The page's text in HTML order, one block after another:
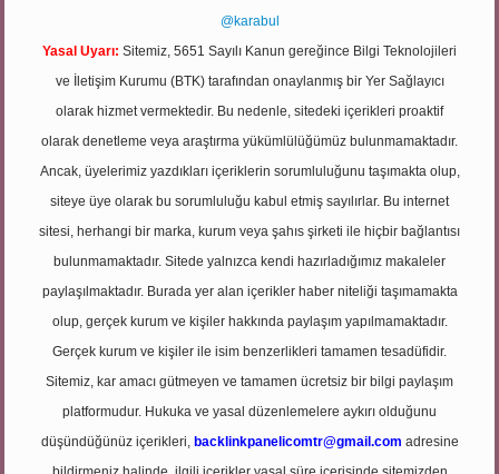
@karabul
Yasal Uyarı: Sitemiz, 5651 Sayılı Kanun gereğince Bilgi Teknolojileri
ve İletişim Kurumu (BTK) tarafından onaylanmış bir Yer Sağlayıcı
olarak hizmet vermektedir. Bu nedenle, sitedeki içerikleri proaktif
olarak denetleme veya araştırma yükümlülüğümüz bulunmamaktadır.
Ancak, üyelerimiz yazdıkları içeriklerin sorumluluğunu taşımakta olup,
siteye üye olarak bu sorumluluğu kabul etmiş sayılırlar. Bu internet
sitesi, herhangi bir marka, kurum veya şahıs şirketi ile hiçbir bağlantısı
bulunmamaktadır. Sitede yalnızca kendi hazırladığımız makaleler
paylaşılmaktadır. Burada yer alan içerikler haber niteliği taşımamakta
olup, gerçek kurum ve kişiler hakkında paylaşım yapılmamaktadır.
Gerçek kurum ve kişiler ile isim benzerlikleri tamamen tesadüfidir.
Sitemiz, kar amacı gütmeyen ve tamamen ücretsiz bir bilgi paylaşım
platformudur. Hukuka ve yasal düzenlemelere aykırı olduğunu
düşündüğünüz içerikleri, backlinkpanelicomtr@gmail.com adresine